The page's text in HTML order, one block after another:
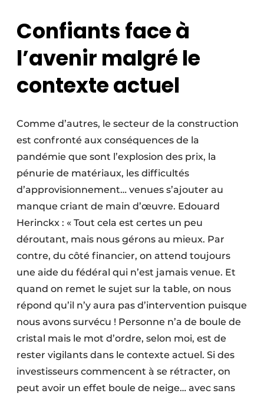
Confiants face à
l’avenir malgré le
contexte actuel
Comme d’autres, le secteur de la construction
est confronté aux conséquences de la
pandémie que sont l’explosion des prix, la
pénurie de matériaux, les difficultés
d’approvisionnement… venues s’ajouter au
manque criant de main d’œuvre. Edouard
Herinckx : « Tout cela est certes un peu
déroutant, mais nous gérons au mieux. Par
contre, du côté financier, on attend toujours
une aide du fédéral qui n’est jamais venue. Et
quand on remet le sujet sur la table, on nous
répond qu’il n’y aura pas d’intervention puisque
nous avons survécu ! Personne n’a de boule de
cristal mais le mot d’ordre, selon moi, est de
rester vigilants dans le contexte actuel. Si des
investisseurs commencent à se rétracter, on
peut avoir un effet boule de neige… avec sans